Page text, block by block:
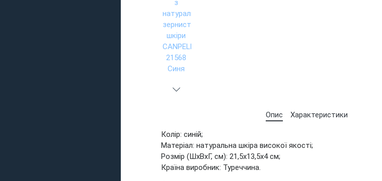
Опис Характеристики
Колір: синій;
Матеріал: натуральна шкіра високої якості;
Розмір (ШхВхГ, см): 21,5х13,5х4 см;
Країна виробник: Туреччина.